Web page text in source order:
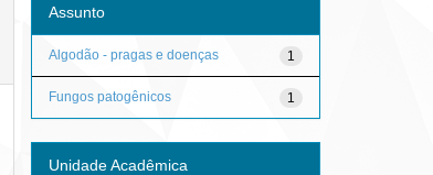
Assunto
1
Algodão - pragas e doenças
1
Fungos patogênicos
Unidade Acadêmica